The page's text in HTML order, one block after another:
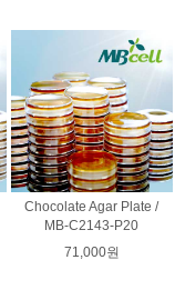
Chocolate Agar Plate /
MB-C2143-P20
71,000원